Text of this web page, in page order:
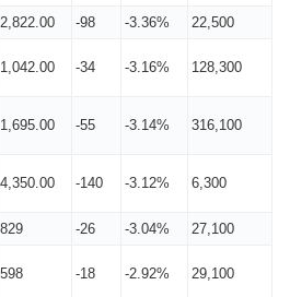
2,822.00 -98 -3.36% 22,500
1,042.00 -34 -3.16% 128,300
1,695.00 -55 -3.14% 316,100
4,350.00 -140 -3.12% 6,300
829 -26 -3.04% 27,100
598 -18 -2.92% 29,100